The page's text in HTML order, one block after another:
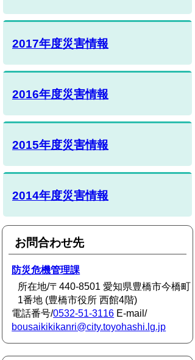
2017年度災害情報
2016年度災害情報
2015年度災害情報
2014年度災害情報
お問合わせ先
防災危機管理課
所在地/〒440-8501 愛知県豊橋市今橋町
1番地 (豊橋市役所 西館4階)
電話番号/0532-51-3116 E-mail/
bousaikikikanri@city.toyohashi.lg.jp